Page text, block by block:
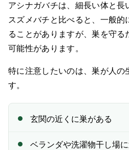
— 誤解3. 殺虫剤をかければ
— 誤解4. 巣を落とせば戻り
関連ページ
▼ Q&A｜アシナガバチ駆除でよ
— Q3. アシナガバチとスズメ
アシナガバチは、細長い体と長
スズメバチと比べると、一般
ることがありますが、巣を守る
可能性があります。
特に注意したいのは、巣が人の
す。
玄関の近くに巣がある
ベランダや洗濯物干し場